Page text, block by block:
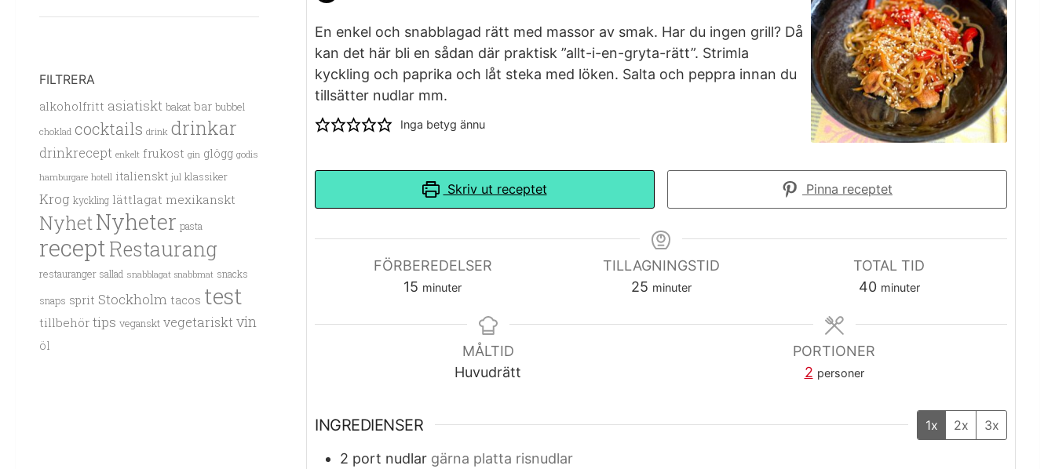
En enkel och snabblagad rätt med massor av smak. Har du ingen grill? Då
kan det här bli en sådan där praktisk ”allt-i-en-gryta-rätt”. Strimla
kyckling och paprika och låt steka med löken. Salta och peppra innan du
tillsätter nudlar mm.
Inga betyg ännu
Skriv ut receptet Pinna receptet
FÖRBEREDELSER
15 minuter
minuter
TILLAGNINGSTID
25minuter
minuter
TOTAL TID
40minuter
minuter
MÅLTID
Huvudrätt
PORTIONER
2 personer
INGREDIENSER 1x 2x 3x
2 port nudlar gärna platta risnudlar
FILTRERA
alkoholfritt asiatiskt bakat bar bubbel
choklad cocktails drink drinkar
drinkrecept enkelt frukost gin glögg godis
hamburgare hotell italienskt jul klassiker
Krog kyckling lättlagat mexikanskt
NyhetNyheter pasta
receptRestaurang
restauranger sallad snabblagat snabbmat snacks
snaps sprit Stockholm tacos test
tillbehör tips veganskt vegetarisktvin
öl